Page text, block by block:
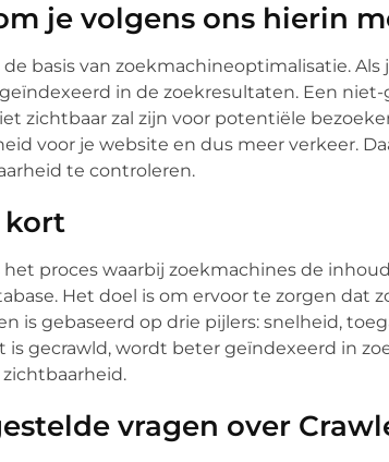
je volgens ons hierin
de basis van zoekmachineoptimalisatie.
in de zoekresultaten. Een
zichtbaar zal zijn voor potentiële
voor je website en dus meer verkeer.
te controleren.
kort
het proces waarbij zoekmachines de
Het doel is om ervoor te zorgen dat
is gebaseerd op drie pijlers: snelheid,
is gecrawld, wordt beter geïndexeerd in
vragen over